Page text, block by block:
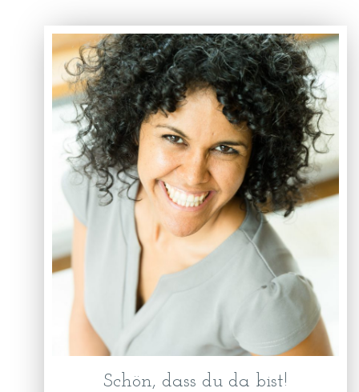
Schön, dass du da bist!